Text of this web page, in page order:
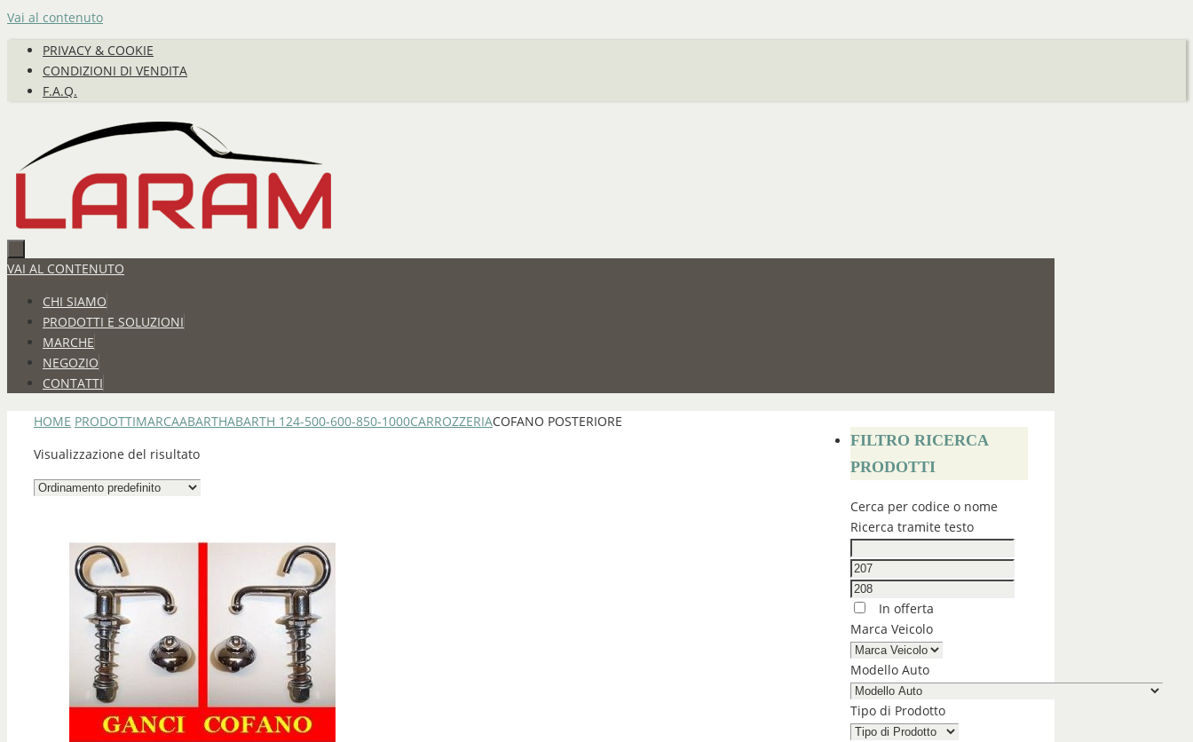
Vai al contenuto
PRIVACY & COOKIE
CONDIZIONI DI VENDITA
F.A.Q.
VAI AL CONTENUTO
CHI SIAMO
PRODOTTI E SOLUZIONI
MARCHE
NEGOZIO
CONTATTI
HOME PRODOTTIMARCAABARTHABARTH 124-500-600-850-1000CARROZZERIACOFANO POSTERIORE
Visualizzazione del risultato
FILTRO RICERCA
PRODOTTI
Cerca per codice o nome
Ricerca tramite testo
In offerta
Marca Veicolo
Modello Auto
Tipo di Prodotto